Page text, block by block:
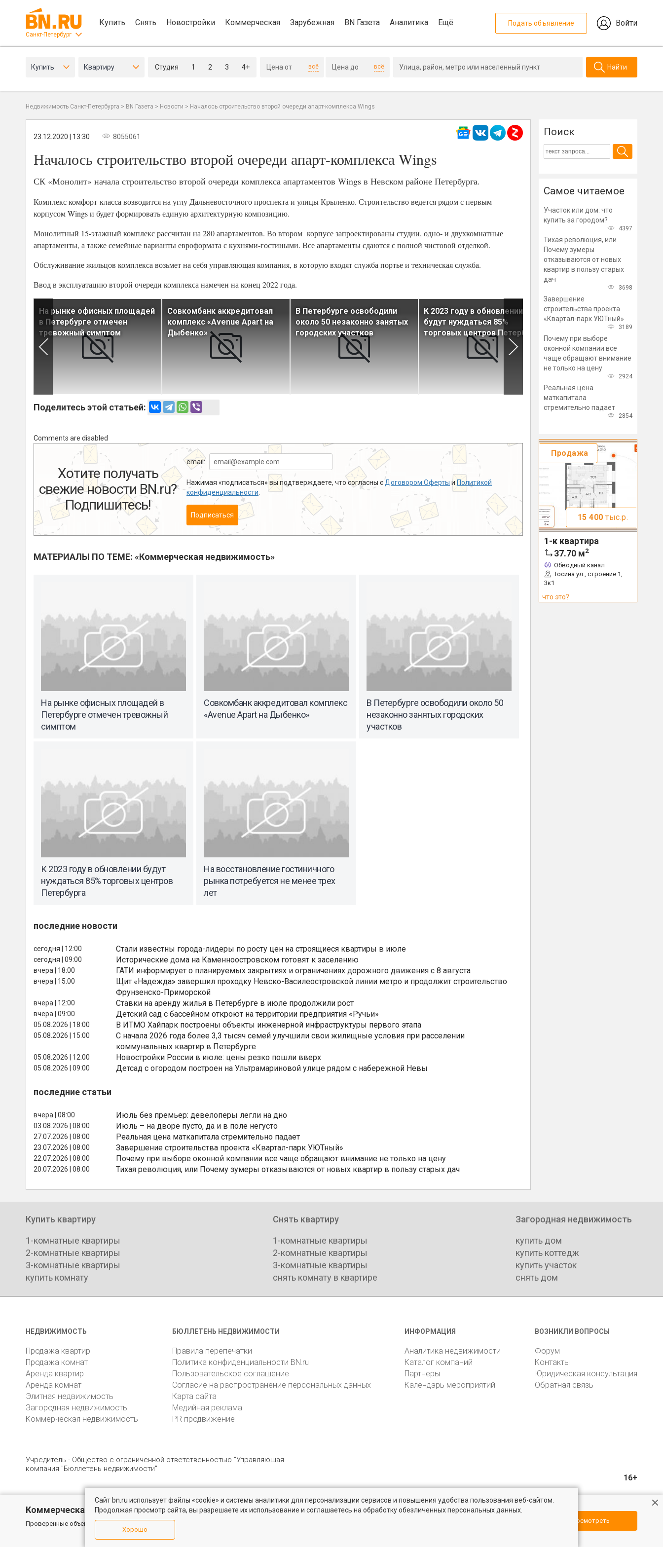
Санкт-Петербург
Купить Снять Новостройки Коммерческая Зарубежная BN Газета Аналитика Ещё Подать объявление Войти
Купить Квартиру Студия 1 2 3 4+ всё всё Найти
Недвижимость Санкт-Петербурга > BN Газета > Новости > Началось строительство второй очереди апарт-комплекса Wings
23.12.2020 | 13:30 8055061
Началось строительство второй очереди апарт-комплекса Wings
СК «Монолит» начала строительство второй очереди комплекса апартаментов Wings в Невском районе Петербурга.
Комплекс комфорт-класса возводится на углу Дальневосточного проспекта и улицы Крыленко. Строительство ведется рядом с первым
корпусом Wings и будет формировать единую архитектурную композицию.
Монолитный 15-этажный комплекс рассчитан на 280 апартаментов. Во втором корпусе запроектированы студии, одно- и двухкомнатные
апартаменты, а также семейные варианты евроформата с кухнями-гостиными. Все апартаменты сдаются с полной чистовой отделкой.
Обслуживание жильцов комплекса возьмет на себя управляющая компания, в которую входят служба портье и техническая служба.
Ввод в эксплуатацию второй очереди комплекса намечен на конец 2022 года.
На рынке офисных площадей
в Петербурге отмечен
тревожный симптом
Совкомбанк аккредитовал
комплекс «Avenue Apart на
Дыбенко»
В Петербурге освободили
около 50 незаконно занятых
городских участков
К 2023 году в обновлении
будут нуждаться 85%
торговых центров Петербурга
На восстановление
гостиничного рынка
потребуется не менее трех
лет
Коммерческая недвижимость
Проверенные объекты под различные цели в Санкт-Петербурге и Ленинградской области Посмотреть
Поделитесь этой статьей:
Comments are disabled
Хотите получать
свежие новости BN.ru?
Подпишитесь!
email:
Нажимая «подписаться» вы подтверждаете, что согласны с Договором Оферты и Политикой
конфиденциальности
Подписаться
МАТЕРИАЛЫ ПО ТЕМЕ: «Коммерческая недвижимость»
На рынке офисных площадей в
Петербурге отмечен тревожный
симптом
Совкомбанк аккредитовал комплекс
«Avenue Apart на Дыбенко»
В Петербурге освободили около 50
незаконно занятых городских
участков
К 2023 году в обновлении будут
нуждаться 85% торговых центров
Петербурга
На восстановление гостиничного
рынка потребуется не менее трех
лет
последние новости
сегодня | 12:00 Стали известны города-лидеры по росту цен на строящиеся квартиры в июле
сегодня | 09:00 Исторические дома на Каменноостровском готовят к заселению
вчера | 18:00 ГАТИ информирует о планируемых закрытиях и ограничениях дорожного движения с 8 августа
вчера | 15:00
Щит «Надежда» завершил проходку Невско-Василеостровской линии метро и продолжит строительство
Фрунзенско-Приморской
вчера | 12:00 Ставки на аренду жилья в Петербурге в июле продолжили рост
вчера | 09:00 Детский сад с бассейном откроют на территории предприятия «Ручьи»
05.08.2026 | 18:00 В ИТМО Хайпарк построены объекты инженерной инфраструктуры первого этапа
05.08.2026 | 15:00
С начала 2026 года более 3,3 тысяч семей улучшили свои жилищные условия при расселении
коммунальных квартир в Петербурге
05.08.2026 | 12:00 Новостройки России в июле: цены резко пошли вверх
05.08.2026 | 09:00 Детсад с огородом построен на Ультрамариновой улице рядом с набережной Невы
последние статьи
вчера | 08:00 Июль без премьер: девелоперы легли на дно
03.08.2026 | 08:00 Июль – на дворе пусто, да и в поле негусто
27.07.2026 | 08:00 Реальная цена маткапитала стремительно падает
23.07.2026 | 08:00 Завершение строительства проекта «Квартал-парк УЮТный»
22.07.2026 | 08:00 Почему при выборе оконной компании все чаще обращают внимание не только на цену
20.07.2026 | 08:00 Тихая революция, или Почему зумеры отказываются от новых квартир в пользу старых дач
Поиск
Самое читаемое
Участок или дом: что
купить за городом?
4397
Тихая революция, или
Почему зумеры
отказываются от новых
квартир в пользу старых
дач
3698
Завершение
строительства проекта
«Квартал-парк УЮТный»
3189
Почему при выборе
оконной компании все
чаще обращают внимание
не только на цену
2924
Реальная цена
маткапитала
стремительно падает
2854
Продажа
15 400 тыс.р.
1-к квартира
37.70 м2
Обводный канал
Тосина ул., строение 1,
3к1
что это?
Купить квартиру
1-комнатные квартиры
2-комнатные квартиры
3-комнатные квартиры
купить комнату
Снять квартиру
1-комнатные квартиры
2-комнатные квартиры
3-комнатные квартиры
снять комнату в квартире
Загородная недвижимость
купить дом
купить коттедж
купить участок
снять дом
НЕДВИЖИМОСТЬ
Продажа квартир
Продажа комнат
Аренда квартир
Аренда комнат
Элитная недвижимость
Загородная недвижимость
Коммерческая недвижимость
БЮЛЛЕТЕНЬ НЕДВИЖИМОСТИ
Правила перепечатки
Политика конфиденциальности BN.ru
Пользовательское соглашение
Согласие на распространение персональных данных
Карта сайта
Медийная реклама
PR продвижение
ИНФОРМАЦИЯ
Аналитика недвижимости
Каталог компаний
Партнеры
Календарь мероприятий
ВОЗНИКЛИ ВОПРОСЫ
Форум
Контакты
Юридическая консультация
Обратная связь
Учредитель - Общество с ограниченной ответственностью "Управляющая
компания "Бюллетень недвижимости"
16+
© 2005 – 2026, ООО «УК «БН» 8 (812) 331-93-56 196105, Санкт-Петербург, пр. Юрия Гагарина, 1 reklama@bn.ru
Сайт bn.ru использует файлы «cookie» и системы аналитики для персонализации сервисов и повышения удобства пользования веб-сайтом.
Продолжая просмотр сайта, вы разрешаете их использование и соглашаетесь на обработку обезличенных персональных данных.
Хорошо